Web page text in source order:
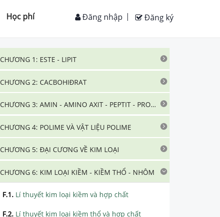
Học phí Đăng ký
Đăng nhập
CHƯƠNG 1: ESTE - LIPIT
CHƯƠNG 2: CACBOHIĐRAT
CHƯƠNG 3: AMIN - AMINO AXIT - PEPTIT - PROTEIN
CHƯƠNG 4: POLIME VÀ VẬT LIỆU POLIME
CHƯƠNG 5: ĐẠI CƯƠNG VỀ KIM LOẠI
CHƯƠNG 6: KIM LOẠI KIỀM - KIỀM THỔ - NHÔM
F.1. Lí thuyết kim loại kiềm và hợp chất
F.2. Lí thuyết kim loại kiềm thổ và hợp chất